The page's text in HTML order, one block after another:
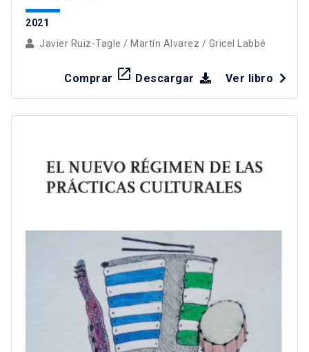
2021
Javier Ruiz-Tagle / Martín Alvarez / Gricel Labbé
Comprar launch Descargar Ver libro